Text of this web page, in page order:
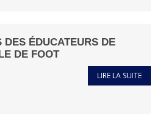
DES ÉDUCATEURS DE
DE FOOT
LIRE LA SUITE